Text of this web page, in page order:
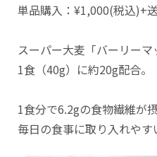
単品購入：¥1,000(税込)+
スーパー大麦「バーリーマ
1食（40g）に約20g配合。
1食分で6.2gの食物繊維が摂
毎日の食事に取り入れやす